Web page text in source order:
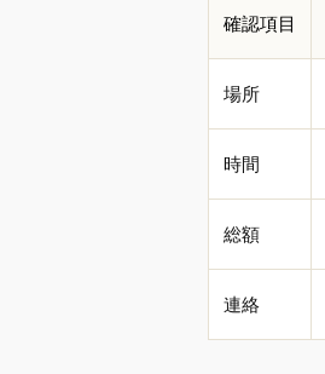
確認項目
場所
時間
総額
連絡